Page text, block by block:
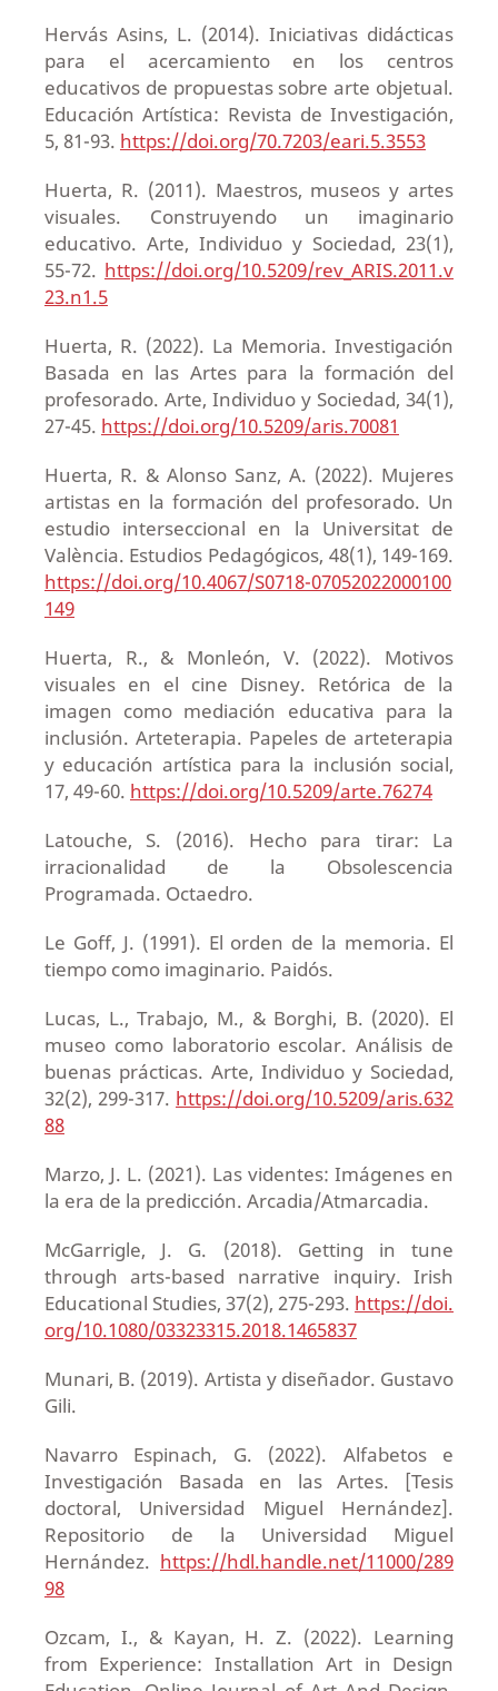
Hervás Asins, L. (2014). Iniciativas didácticas
para el acercamiento en los centros
educativos de propuestas sobre arte objetual.
Educación Artística: Revista de Investigación,
5, 81-93. https://doi.org/70.7203/eari.5.3553
Huerta, R. (2011). Maestros, museos y artes
visuales. Construyendo un imaginario
educativo. Arte, Individuo y Sociedad, 23(1),
55-72. https://doi.org/10.5209/rev_ARIS.2011.v
23.n1.5
Huerta, R. (2022). La Memoria. Investigación
Basada en las Artes para la formación del
profesorado. Arte, Individuo y Sociedad, 34(1),
27-45. https://doi.org/10.5209/aris.70081
Huerta, R. & Alonso Sanz, A. (2022). Mujeres
artistas en la formación del profesorado. Un
estudio interseccional en la Universitat de
València. Estudios Pedagógicos, 48(1), 149-169.
https://doi.org/10.4067/S0718-07052022000100
149
Huerta, R., & Monleón, V. (2022). Motivos
visuales en el cine Disney. Retórica de la
imagen como mediación educativa para la
inclusión. Arteterapia. Papeles de arteterapia
y educación artística para la inclusión social,
17, 49-60. https://doi.org/10.5209/arte.76274
Latouche, S. (2016). Hecho para tirar: La
irracionalidad de la Obsolescencia
Programada. Octaedro.
Le Goff, J. (1991). El orden de la memoria. El
tiempo como imaginario. Paidós.
Lucas, L., Trabajo, M., & Borghi, B. (2020). El
museo como laboratorio escolar. Análisis de
buenas prácticas. Arte, Individuo y Sociedad,
32(2), 299-317. https://doi.org/10.5209/aris.632
88
Marzo, J. L. (2021). Las videntes: Imágenes en
la era de la predicción. Arcadia/Atmarcadia.
McGarrigle, J. G. (2018). Getting in tune
through arts-based narrative inquiry. Irish
Educational Studies, 37(2), 275-293. https://doi.
org/10.1080/03323315.2018.1465837
Munari, B. (2019). Artista y diseñador. Gustavo
Gili.
Navarro Espinach, G. (2022). Alfabetos e
Investigación Basada en las Artes. [Tesis
doctoral, Universidad Miguel Hernández].
Repositorio de la Universidad Miguel
Hernández. https://hdl.handle.net/11000/289
98
Ozcam, I., & Kayan, H. Z. (2022). Learning
from Experience: Installation Art in Design